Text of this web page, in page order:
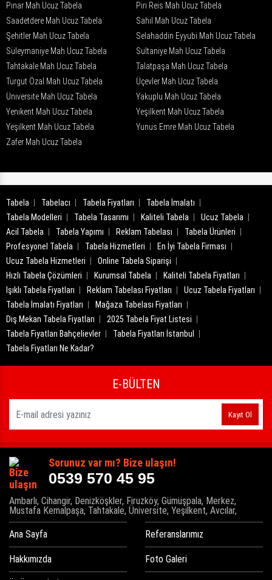
Pınar Mah Ucuz Tabela
Piri Reis Mah Ucuz Tabela
Saadetdere Mah Ucuz Tabela
Sahil Mah Ucuz Tabela
Şehitler Mah Ucuz Tabela
Selahaddin Eyyubi Mah Ucuz Tabela
Süleymaniye Mah Ucuz Tabela
Sultaniye Mah Ucuz Tabela
Tahtakale Mah Ucuz Tabela
Talatpaşa Mah Ucuz Tabela
Turgut Özal Mah Ucuz Tabela
Üçevler Mah Ucuz Tabela
Üniversite Mah Ucuz Tabela
Yakuplu Mah Ucuz Tabela
Yenikent Mah Ucuz Tabela
Yeşilkent Mah Ucuz Tabela
Yeşilkent Mah Ucuz Tabela
Yunus Emre Mah Ucuz Tabela
Zafer Mah Ucuz Tabela
Tabela Tabelacı Tabela Fiyatları
Tabela İmalatı
Tabela Modelleri
Tabela Tasarımı Kaliteli Tabela
Ucuz Tabela
Acil Tabela
Tabela Yapımı Reklam Tabelası
Tabela Ürünleri
Profesyonel Tabela
Tabela Hizmetleri
En İyi Tabela Firması
Ucuz Tabela Hizmetleri
Online Tabela Siparişi
Hızlı Tabela Çözümleri
Kurumsal Tabela
Kaliteli Tabela Fiyatları
Işıklı Tabela Fiyatları
Reklam Tabelası Fiyatları
Ucuz Tabela Fiyatları
Tabela İmalatı Fiyatları
Mağaza Tabelası Fiyatları
Dış Mekan Tabela Fiyatları
2025 Tabela Fiyat Listesi
Tabela Fiyatları Bahçelievler
Tabela Fiyatları İstanbul
Tabela Fiyatları Ne Kadar?
E-BÜLTEN
Kayıt Ol
Sorunuz var mı? Bize ulaşın!
0539 570 45 95
Ambarlı, Cihangir, Denizköşkler, Firuzköy, Gümüşpala, Merkez,
Mustafa Kemalpaşa, Tahtakale, Üniversite, Yeşilkent, Avcılar,
Ana Sayfa
Hakkımızda
Referanslarımız
Foto Galeri